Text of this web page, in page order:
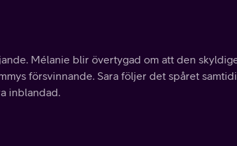
Mélanie blir övertygad om att den
försvinnande. Sara följer det spåret
inblandad.